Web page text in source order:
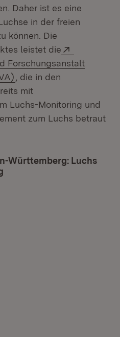
Daher ist es eine
in der freien
können. Die
leistet die
Forschungsanstalt
(Öffnet in neuem
, die in den
mit
Luchs-Monitoring und
zum Luchs betraut
Württemberg: Luchs